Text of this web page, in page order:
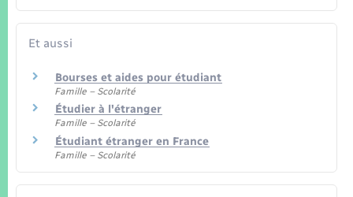
Et aussi
Bourses et aides pour étudiant
Famille – Scolarité
Étudier à l'étranger
Famille – Scolarité
Étudiant étranger en France
Famille – Scolarité